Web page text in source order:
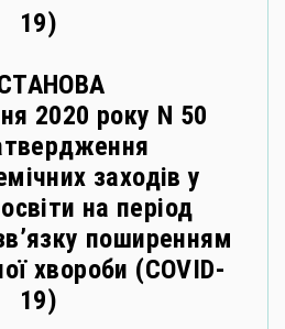
19)
2020 року N 50
заходів у
на період
поширенням
хвороби (COVID-
19)